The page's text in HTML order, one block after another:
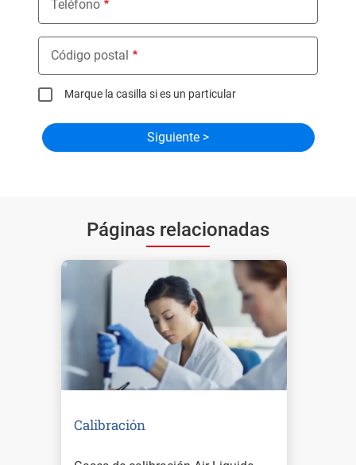
Teléfono
Código postal
Marque la casilla si es un particular
Páginas relacionadas
Calibración